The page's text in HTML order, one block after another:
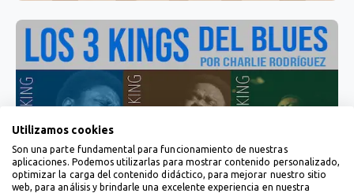
Utilizamos cookies
Son una parte fundamental para funcionamiento de nuestras
aplicaciones. Podemos utilizarlas para mostrar contenido personalizado,
optimizar la carga del contenido didáctico, para mejorar nuestro sitio
web, para análisis y brindarle una excelente experiencia en nuestra